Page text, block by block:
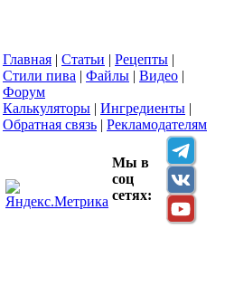
Главная | Статьи | Рецепты |
Стили пива | Файлы | Видео |
Форум
Калькуляторы | Ингредиенты |
Обратная связь | Рекламодателям
Мы в
соц
сетях: